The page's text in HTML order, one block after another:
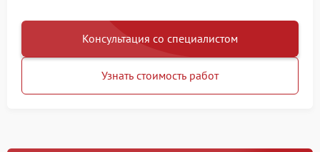
Консультация со специалистом
Узнать стоимость работ